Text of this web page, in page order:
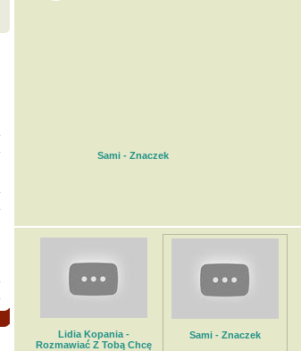
Sami - Znaczek
Lidia Kopania -
Rozmawiać Z Tobą Chcę
Sami - Znaczek